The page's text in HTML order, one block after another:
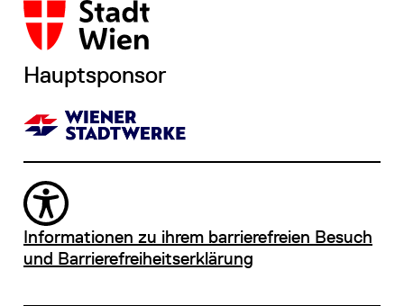
Hauptsponsor
Informationen zu ihrem barrierefreien Besuch
und Barrierefreiheitserklärung